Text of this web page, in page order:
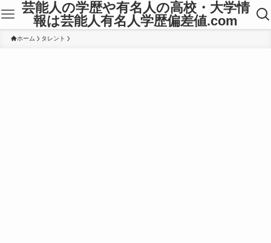
芸能人の学歴や有名人の高校・大学情
報は芸能人有名人学歴偏差値.com
ホーム タレント